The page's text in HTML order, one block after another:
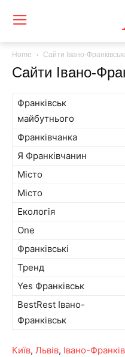
Home Сайти Івано-
Сайти Івано-
Франківськ
майбутнього
Франківчанка
Я Франківчанин
Місто
Місто
Екологія
One
Франківські
Тренд
Yes Франківськ
BestRest Івано-
Франківськ
Київ, Львів, Івано-